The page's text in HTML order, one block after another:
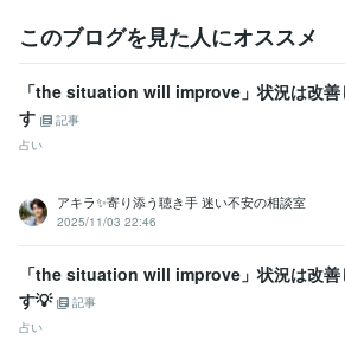
マーケティング / 広告・宣伝・プロモーション
カスタマーサポート・カスタマーサクセス /
営
経験年数 : 3年
ライフスタイル・その他 / 占い師
2025年3月✨ゴールドランクに昇格できました
チナランクに昇格できました❤️
資格・検定
金融渉外技能審査（FP3級）
宅地建物取引士（旧 宅地建物取引主任者）
マイクロソフト オフィス スペシャリスト（
このブログを見た人にオススメ
「the situation will improve」状況は改善
す
記事
占い
アキラ✨寄り添う聴き手 迷い不安の相談室
2025/11/03 22:46
「the situation will improve」状況は改善
す💡
記事
占い